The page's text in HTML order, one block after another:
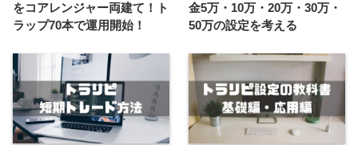
をコアレンジャー両建て！ト
ラップ70本で運用開始！
金5万・10万・20万・30万・
50万の設定を考える